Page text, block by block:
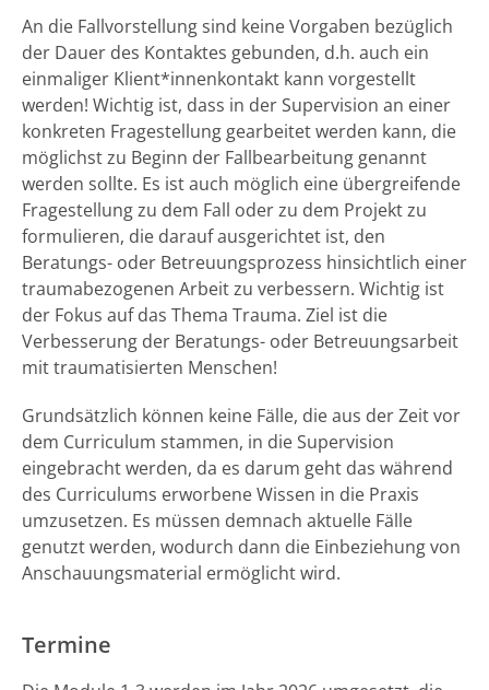
An die Fallvorstellung sind keine Vorgaben bezüglich
der Dauer des Kontaktes gebunden, d.h. auch ein
einmaliger Klient*innenkontakt kann vorgestellt
werden! Wichtig ist, dass in der Supervision an einer
konkreten Fragestellung gearbeitet werden kann, die
möglichst zu Beginn der Fallbearbeitung genannt
werden sollte. Es ist auch möglich eine übergreifende
Fragestellung zu dem Fall oder zu dem Projekt zu
formulieren, die darauf ausgerichtet ist, den
Beratungs- oder Betreuungsprozess hinsichtlich einer
traumabezogenen Arbeit zu verbessern. Wichtig ist
der Fokus auf das Thema Trauma. Ziel ist die
Verbesserung der Beratungs- oder Betreuungsarbeit
mit traumatisierten Menschen!
Grundsätzlich können keine Fälle, die aus der Zeit vor
dem Curriculum stammen, in die Supervision
eingebracht werden, da es darum geht das während
des Curriculums erworbene Wissen in die Praxis
umzusetzen. Es müssen demnach aktuelle Fälle
genutzt werden, wodurch dann die Einbeziehung von
Anschauungsmaterial ermöglicht wird.
Termine